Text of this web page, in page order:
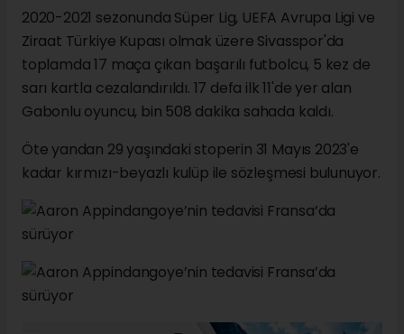
2020-2021 sezonunda Süper Lig, UEFA Avrupa Ligi ve
Ziraat Türkiye Kupası olmak üzere Sivasspor'da
toplamda 17 maça çıkan başarılı futbolcu, 5 kez de
sarı kartla cezalandırıldı. 17 defa ilk 11'de yer alan
Gabonlu oyuncu, bin 508 dakika sahada kaldı.
Öte yandan 29 yaşındaki stoperin 31 Mayıs 2023'e
kadar kırmızı-beyazlı kulüp ile sözleşmesi bulunuyor.